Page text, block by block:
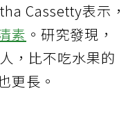
Cassetty表示，
素 。研究發現，
，比不吃水果的
更長。